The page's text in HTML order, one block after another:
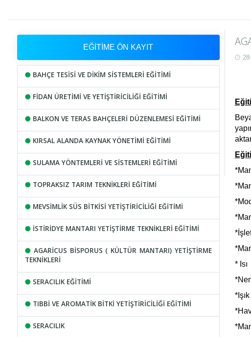
EĞİTİME ÖN KAYIT
BAHÇE TESİSİ VE DİKİM SİSTEMLERİ EĞİTİMİ
FİDAN ÜRETİMİ VE YETİŞTİRİCİLİĞİ EĞİTİMİ
BALKON VE TERAS BAHÇELERİ DÜZENLEMESİ EĞİTİMİ
KIRSAL ALANDA KAYNAK YÖNETİMİ EĞİTİMİ
SULAMA YÖNTEMLERİ VE SİSTEMLERİ EĞİTİMİ
TOPRAKSIZ TARIM TEKNİKLERİ EĞİTİMİ
MEVSİMLİK SÜS BİTKİSİ YETİŞTİRİCİLİĞİ EĞİTİMİ
İSTİRİDYE MANTARI YETİŞTİRME TEKNİKLERİ EĞİTİMİ
AGARİCUS BİSPORUS ( KÜLTÜR MANTARI) YETİŞTİRME
TEKNİKLERİ
SERACILIK EĞİTİMİ
TIBBİ VE AROMATİK BİTKİ YETİŞTİRİCİLİĞİ EĞİTİMİ
SERACILIK
* Isı
*Işık